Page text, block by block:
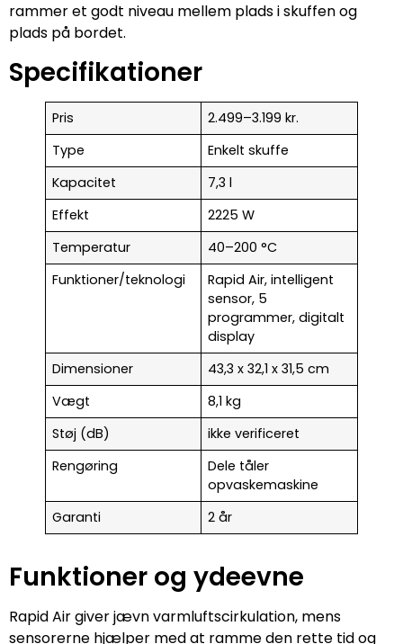
rammer et godt niveau mellem plads i skuffen og
plads på bordet.
Specifikationer
Pris
2.499–3.199 kr.
Type
Enkelt skuffe
Kapacitet
7,3 l
Effekt
2225 W
Temperatur
40–200 °C
Funktioner/teknologi
Rapid Air, intelligent
sensor, 5
programmer, digitalt
display
Dimensioner
43,3 x 32,1 x 31,5 cm
Vægt
8,1 kg
Støj (dB)
ikke verificeret
Rengøring
Dele tåler
opvaskemaskine
Garanti
2 år
Funktioner og ydeevne
Rapid Air giver jævn varmluftscirkulation, mens
sensorerne hjælper med at ramme den rette tid og